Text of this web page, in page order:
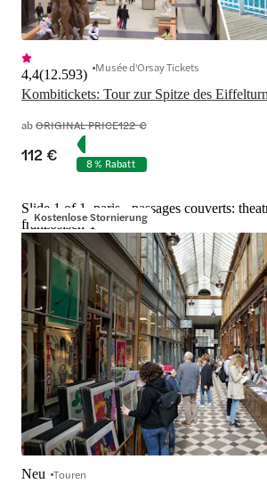
Kombitickets: Tour zur Spitze des
4,4(12.593) Musée d'Orsay Tickets
abORIGINAL PRICE122 €
112 € 8 % Rabatt
Kostenlose Stornierung
Slide 1 of 1, paris - passages couverts:
französisch-1
Neu Touren